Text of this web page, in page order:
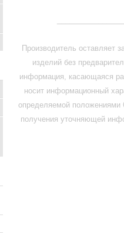
Производитель оставляет
изделий без
информация, касающаяся
носит информационный
определяемой положениями
получения уточняющей